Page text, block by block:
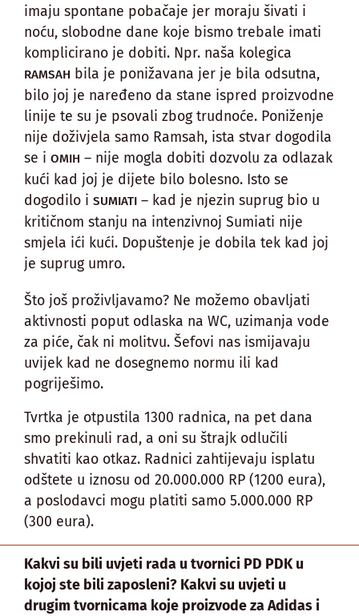
imaju spontane pobačaje jer moraju šivati i
noću, slobodne dane koje bismo trebale imati
komplicirano je dobiti. Npr. naša kolegica
RAMSAH bila je ponižavana jer je bila odsutna,
bilo joj je naređeno da stane ispred proizvodne
linije te su je psovali zbog trudnoće. Poniženje
nije doživjela samo Ramsah, ista stvar dogodila
se i OMIH – nije mogla dobiti dozvolu za odlazak
kući kad joj je dijete bilo bolesno. Isto se
dogodilo i SUMIATI – kad je njezin suprug bio u
kritičnom stanju na intenzivnoj Sumiati nije
smjela ići kući. Dopuštenje je dobila tek kad joj
je suprug umro.
Što još proživljavamo? Ne možemo obavljati
aktivnosti poput odlaska na WC, uzimanja vode
za piće, čak ni molitvu. Šefovi nas ismijavaju
uvijek kad ne dosegnemo normu ili kad
pogriješimo.
Tvrtka je otpustila 1300 radnica, na pet dana
smo prekinuli rad, a oni su štrajk odlučili
shvatiti kao otkaz. Radnici zahtijevaju isplatu
odštete u iznosu od 20.000.000 RP (1200 eura),
a poslodavci mogu platiti samo 5.000.000 RP
(300 eura).
Kakvi su bili uvjeti rada u tvornici PD PDK u
kojoj ste bili zaposleni? Kakvi su uvjeti u
drugim tvornicama koje proizvode za Adidas i